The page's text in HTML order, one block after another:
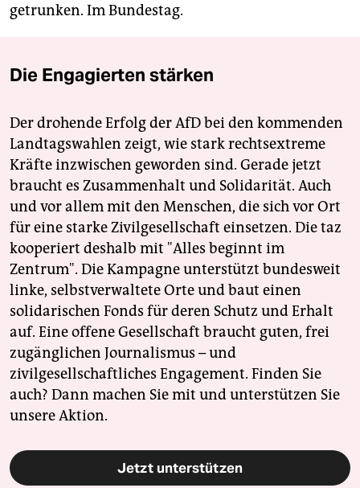
getrunken. Im Bundestag.
Die Engagierten stärken
Der drohende Erfolg der AfD bei den kommenden
Landtagswahlen zeigt, wie stark rechtsextreme
Kräfte inzwischen geworden sind. Gerade jetzt
braucht es Zusammenhalt und Solidarität. Auch
und vor allem mit den Menschen, die sich vor Ort
für eine starke Zivilgesellschaft einsetzen. Die taz
kooperiert deshalb mit "Alles beginnt im
Zentrum". Die Kampagne unterstützt bundesweit
linke, selbstverwaltete Orte und baut einen
solidarischen Fonds für deren Schutz und Erhalt
auf. Eine offene Gesellschaft braucht guten, frei
zugänglichen Journalismus – und
zivilgesellschaftliches Engagement. Finden Sie
auch? Dann machen Sie mit und unterstützen Sie
unsere Aktion.
Jetzt unterstützen